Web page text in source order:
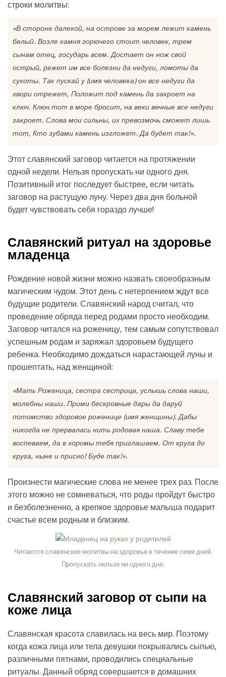
строки молитвы:
«В стороне далекой, на острове за морем лежит камень
белый. Возле камня горючего стоит человек, трем
сынам отец, государь всем. Достает он нож свой
острый, режет им все болезни да недуги, ломоты да
сухоты. Так пускай у (имя человека) он все недуги да
хвори отрежет, Положит под камень да закроет на
ключ. Ключ тот в море бросит, на веки вечные все недуги
закроет. Слова мои сильны, их превозмочь сможет лишь
тот, Кто зубами камень изгложет. Да будет так!».
Этот славянский заговор читается на протяжении
одной недели. Нельзя пропускать ни одного дня.
Позитивный итог последует быстрее, если читать
заговор на растущую луну. Через два дня больной
будет чувствовать себя гораздо лучше!
Славянский ритуал на здоровье
младенца
Рождение новой жизни можно назвать своеобразным
магическим чудом. Этот день с нетерпением ждут все
будущие родители. Славянский народ считал, что
проведение обряда перед родами просто необходим.
Заговор читался на роженицу, тем самым сопутствовал
успешным родам и заряжал здоровьем будущего
ребенка. Необходимо дождаться нарастающей луны и
прошептать, над женщиной:
«Мать Роженица, сестра сестрица, услышь слова наши,
молебны наши. Прими бескровные дары да даруй
потомство здоровое роженице (имя женщины). Дабы
никогда не прервалась нить родовая наша. Славу тебе
воспеваем, да в хоромы тебя приглашаем. От круга до
круга, ныне и присно! Буде так!».
Произнести магические слова не менее трех раз. После
этого можно не сомневаться, что роды пройдут быстро
и безболезненно, а крепкое здоровье малыша подарит
счастье всем родным и близким.
Читаются славянские молитвы на здоровье в течение семи дней.
Пропускать нельзя ни одного дня.
Славянский заговор от сыпи на
коже лица
Славянская красота славилась на весь мир. Поэтому
когда кожа лица или тела девушки покрывались сыпью,
различными пятнами, проводились специальные
ритуалы. Данный обряд совершается в домашних